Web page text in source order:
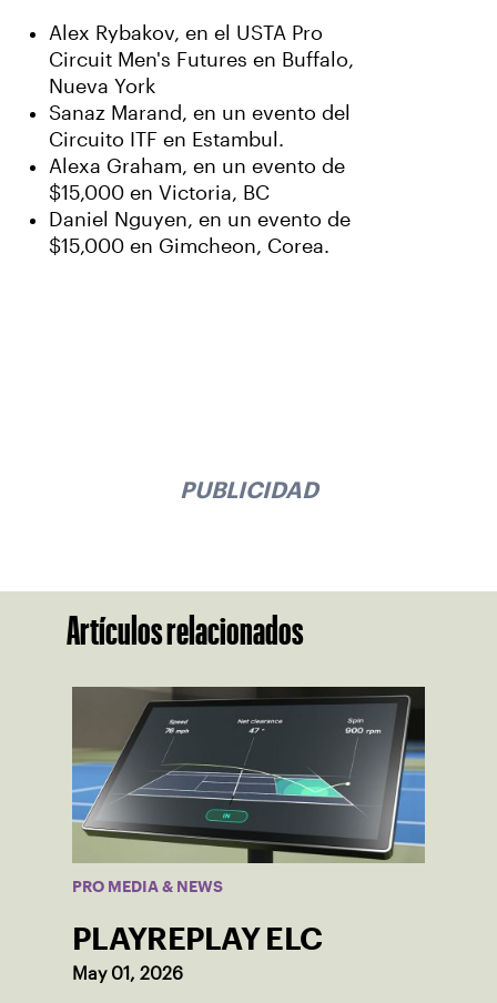
Alex Rybakov, en el USTA Pro
Circuit Men's Futures en Buffalo,
Nueva York
Sanaz Marand, en un evento del
Circuito ITF en Estambul.
Alexa Graham, en un evento de
$15,000 en Victoria, BC
Daniel Nguyen, en un evento de
$15,000 en Gimcheon, Corea.
PUBLICIDAD
Artículos relacionados
PRO MEDIA & NEWS
PLAYREPLAY ELC
May 01, 2026